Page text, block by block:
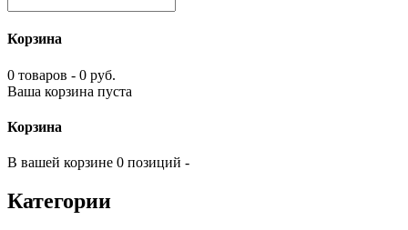
Корзина
0 товаров - 0 руб.
Ваша корзина пуста
Корзина
В вашей корзине 0 позиций -
Категории